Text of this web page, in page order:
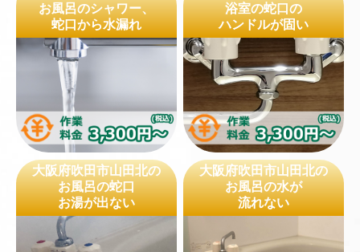
お風呂のシャワー、
蛇口から水漏れ
浴室の蛇口の
ハンドルが固い
大阪府吹田市山田北の
お風呂の蛇口
お湯が出ない
大阪府吹田市山田北の
お風呂の水が
流れない